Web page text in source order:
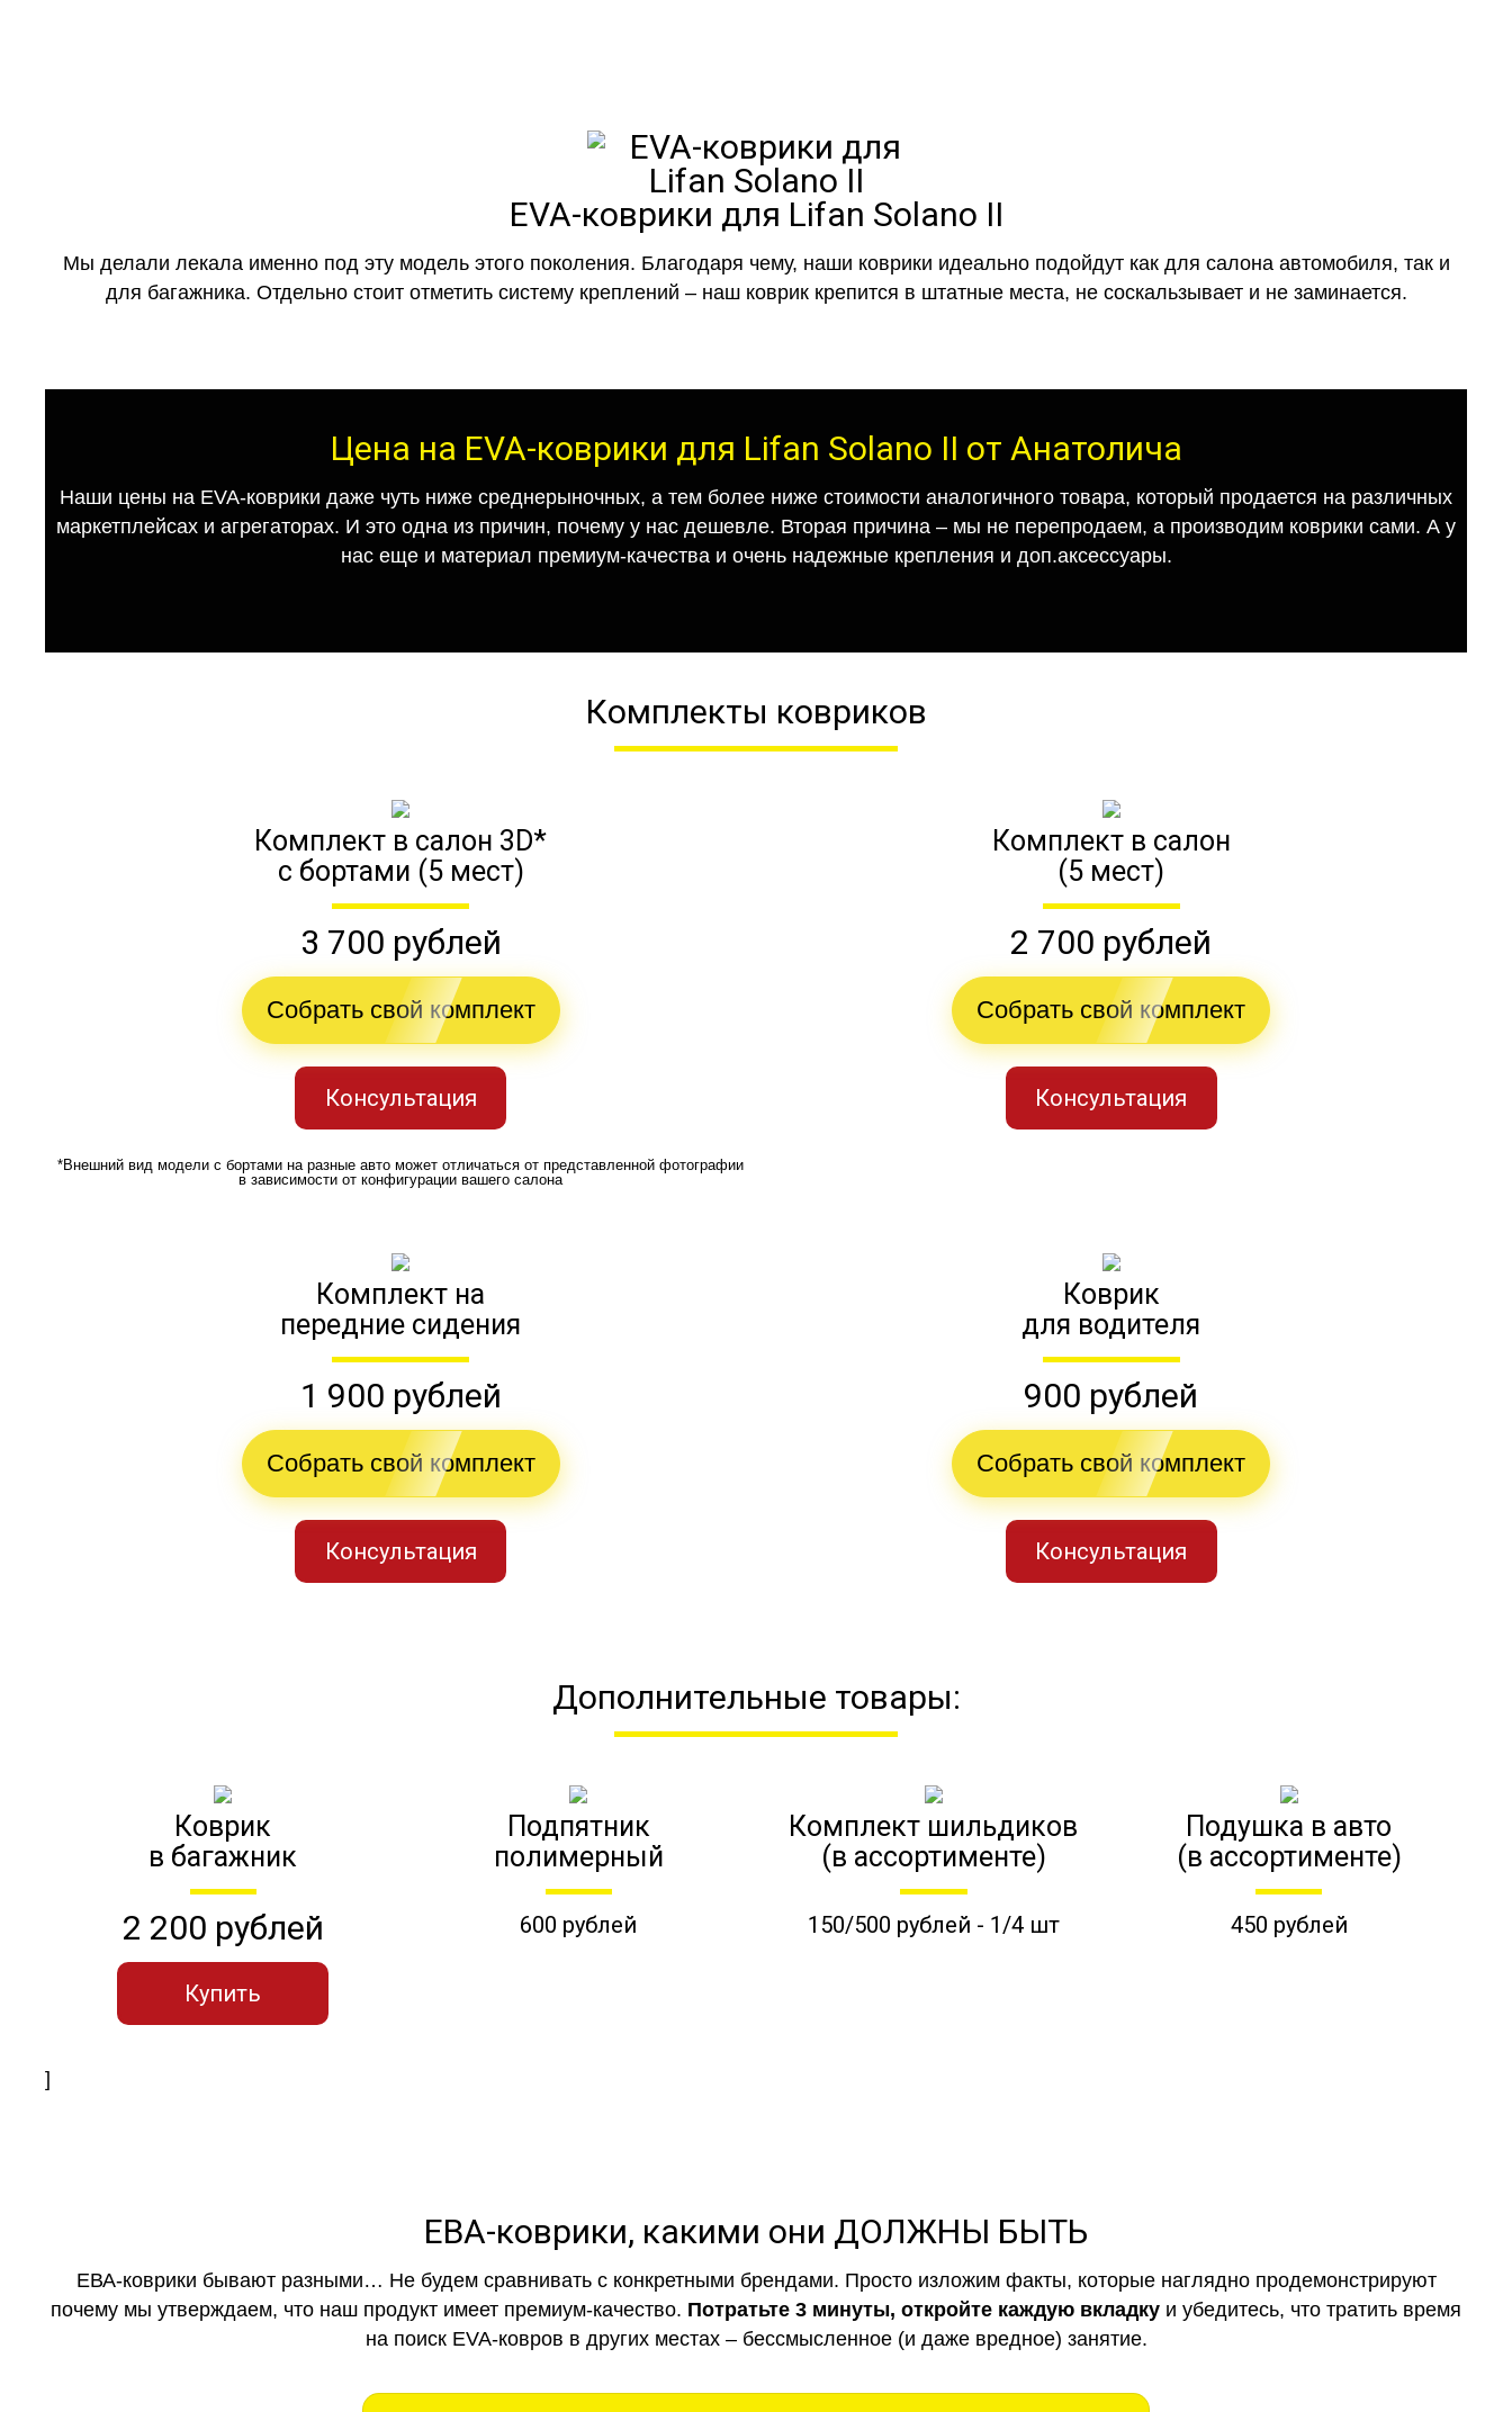
EVA-коврики для Lifan Solano II
Мы делали лекала именно под эту модель этого поколения. Благодаря чему, наши коврики идеально подойдут как для салона автомобиля, так и
для багажника. Отдельно стоит отметить систему креплений – наш коврик крепится в штатные места, не соскальзывает и не заминается.
Цена на EVA-коврики для Lifan Solano II от Анатолича
Наши цены на EVA-коврики даже чуть ниже среднерыночных, а тем более ниже стоимости аналогичного товара, который продается на различных
маркетплейсах и агрегаторах. И это одна из причин, почему у нас дешевле. Вторая причина – мы не перепродаем, а производим коврики сами. А у
нас еще и материал премиум-качества и очень надежные крепления и доп.аксессуары.
Комплекты ковриков
Комплект в салон 3D*
с бортами (5 мест)
3 700 рублей
Собрать свой комплект
Консультация
*Внешний вид модели с бортами на разные авто может отличаться от представленной фотографии
в зависимости от конфигурации вашего салона
Комплект в салон
(5 мест)
2 700 рублей
Собрать свой комплект
Консультация
Комплект на
передние сидения
1 900 рублей
Собрать свой комплект
Консультация
Коврик
для водителя
900 рублей
Собрать свой комплект
Консультация
Дополнительные товары:
Коврик
в багажник
2 200 рублей
Купить
Подпятник
полимерный
600 рублей
Комплект шильдиков
(в ассортименте)
150/500 рублей - 1/4 шт
Подушка в авто
(в ассортименте)
450 рублей
]
ЕВА-коврики, какими они ДОЛЖНЫ БЫТЬ
ЕВА-коврики бывают разными… Не будем сравнивать с конкретными брендами. Просто изложим факты, которые наглядно продемонстрируют
почему мы утверждаем, что наш продукт имеет премиум-качество. Потратьте 3 минуты, откройте каждую вкладку и убедитесь, что тратить время
на поиск EVA-ковров в других местах – бессмысленное (и даже вредное) занятие.